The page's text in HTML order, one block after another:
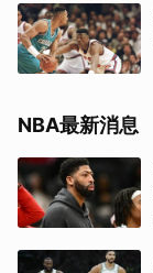
NBA最新消息